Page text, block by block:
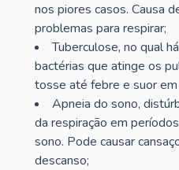
nos piores casos. Causa
problemas para respirar;
Tuberculose, no qual
bactérias que atinge os
tosse até febre e suor
Apneia do sono,
da respiração em
sono. Pode causar
descanso;